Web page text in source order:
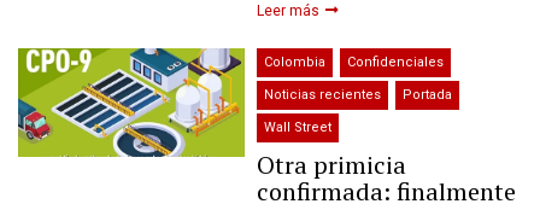
Leer más
Colombia Confidenciales
Noticias recientes Portada
Wall Street
Otra primicia
confirmada: finalmente